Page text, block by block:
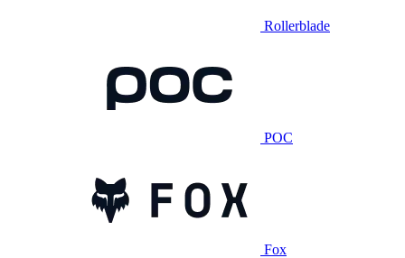
Rollerblade
POC
Fox